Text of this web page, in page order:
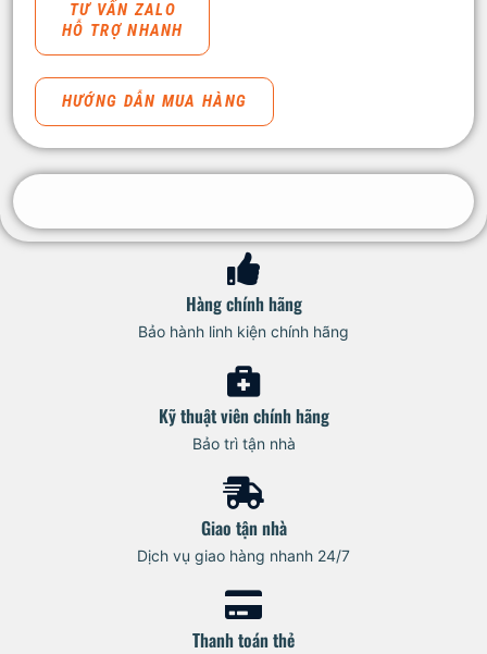
TƯ VẤN ZALO
HỖ TRỢ NHANH
HƯỚNG DẪN MUA HÀNG
Hàng chính hãng
Bảo hành linh kiện chính hãng
Kỹ thuật viên chính hãng
Bảo trì tận nhà
Giao tận nhà
Dịch vụ giao hàng nhanh 24/7
Thanh toán thẻ